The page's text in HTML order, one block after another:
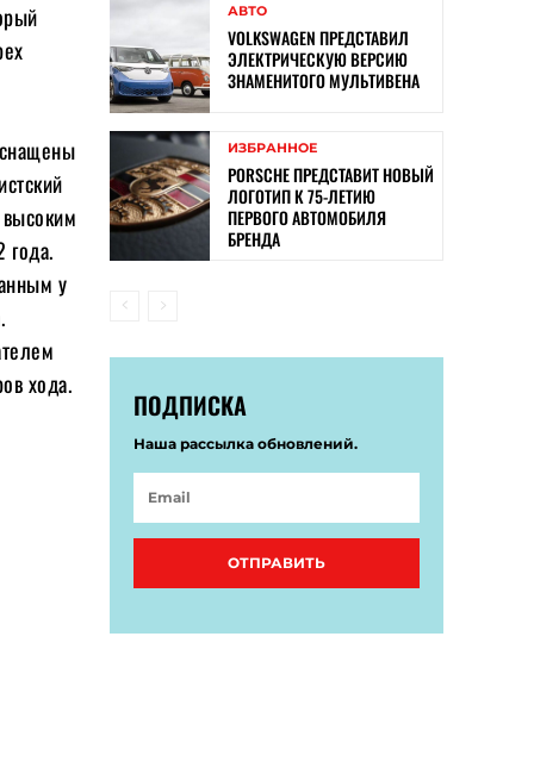
года.
у
хода.
АВТО
VOLKSWAGEN ПРЕДСТАВИЛ
ЭЛЕКТРИЧЕСКУЮ ВЕРСИЮ
ЗНАМЕНИТОГО МУЛЬТИВЕНА
ИЗБРАННОЕ
PORSCHE ПРЕДСТАВИТ НОВЫЙ
ЛОГОТИП К 75-ЛЕТИЮ
ПЕРВОГО АВТОМОБИЛЯ
БРЕНДА
ПОДПИСКА
Наша рассылка обновлений.
ОТПРАВИТЬ